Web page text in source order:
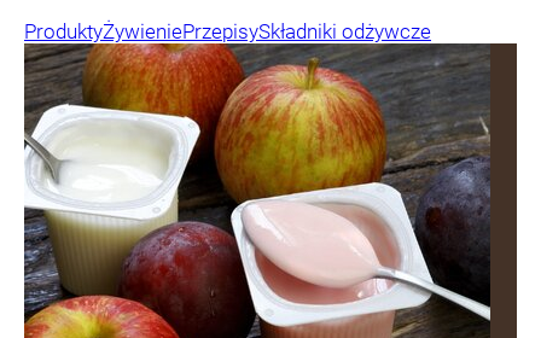
ProduktyŻywieniePrzepisySkładniki odżywcze